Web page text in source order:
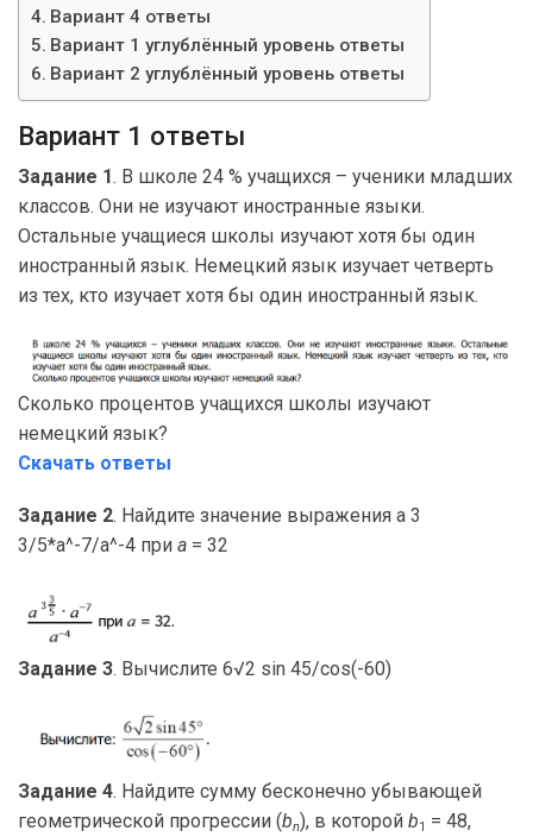
Вариант 4 ответы
Вариант 1 углублённый уровень ответы
Вариант 2 углублённый уровень ответы
Вариант 1 ответы
Задание 1. В школе 24 % учащихся – ученики младших
классов. Они не изучают иностранные языки.
Остальные учащиеся школы изучают хотя бы один
иностранный язык. Немецкий язык изучает четверть
из тех, кто изучает хотя бы один иностранный язык.
Сколько процентов учащихся школы изучают
немецкий язык?
Скачать ответы
Задание 2. Найдите значение выражения a 3
3/5*a^-7/a^-4 при a = 32
Задание 3. Вычислите 6√2 sin 45/cos(-60)
Задание 4. Найдите сумму бесконечно убывающей
геометрической прогрессии (bn), в которой b1 = 48,